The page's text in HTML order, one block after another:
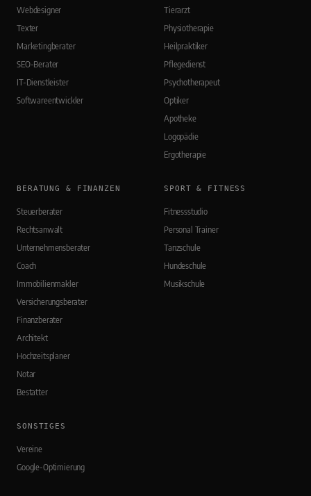
Webdesigner
Texter
Marketingberater
SEO-Berater
IT-Dienstleister
Softwareentwickler
Tierarzt
Physiotherapie
Heilpraktiker
Pflegedienst
Psychotherapeut
Optiker
Apotheke
Logopädie
Ergotherapie
BERATUNG & FINANZEN
Steuerberater
Rechtsanwalt
Unternehmensberater
Coach
Immobilienmakler
Versicherungsberater
Finanzberater
Architekt
Hochzeitsplaner
Notar
Bestatter
SPORT & FITNESS
Fitnessstudio
Personal Trainer
Tanzschule
Hundeschule
Musikschule
SONSTIGES
Vereine
Google-Optimierung